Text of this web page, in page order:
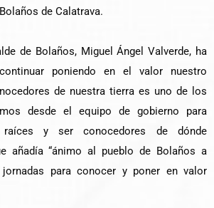
de Calatrava.
de Bolaños, Miguel Ángel Valverde, ha
poniendo en el valor nuestro
de nuestra tierra es uno de los
desde el equipo de gobierno para
raíces y ser conocedores de dónde
añadía “ánimo al pueblo de Bolaños a
para conocer y poner en valor